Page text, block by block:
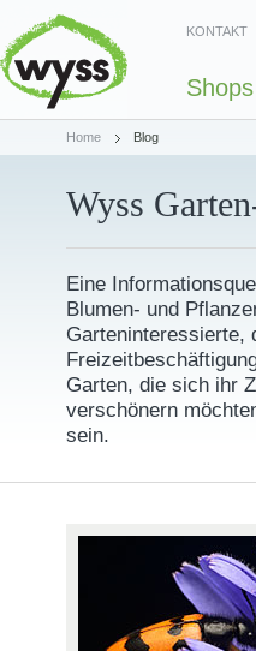
KONTAKT
Shops
Home Blog
Wyss
Eine
Blumen- und
Garteninteressierte,
Garten, die sich ihr
verschönern
sein.